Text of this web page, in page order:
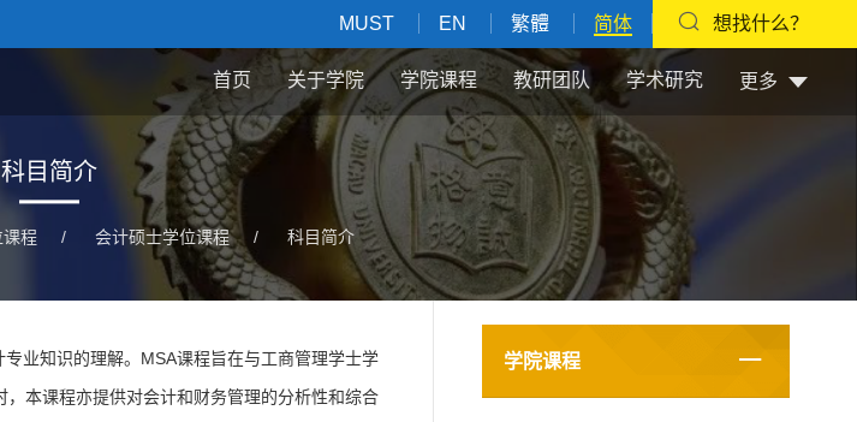
MUST EN 繁體 简体 想找什么？
首页 关于学院 学院课程 教研团队 学术研究 更多
科目简介
课程 / 会计硕士学位课程 / 科目简介
业知识的理解。MSA课程旨在与工商管理学士学
本课程亦提供对会计和财务管理的分析性和综合
学院课程